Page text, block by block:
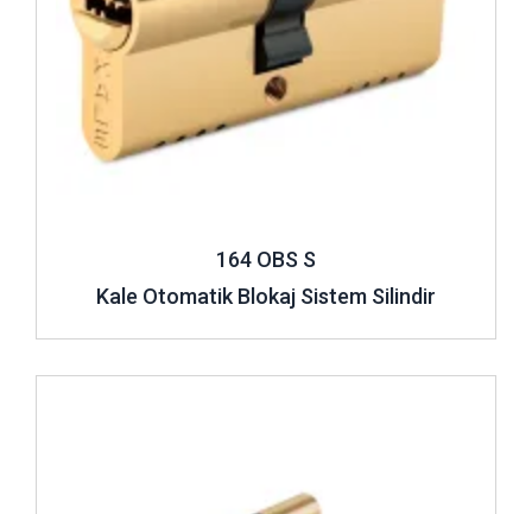
164 OBS S
Kale Otomatik Blokaj Sistem Silindir